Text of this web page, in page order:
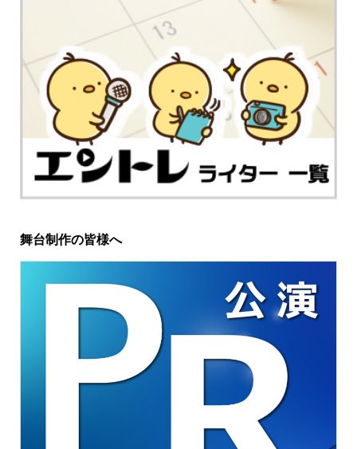
舞台制作の皆様へ